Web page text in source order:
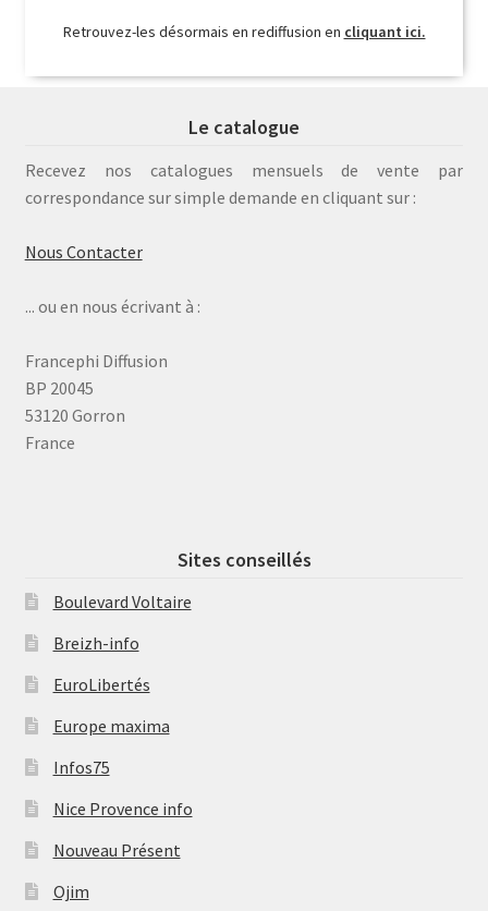
Retrouvez-les désormais en rediffusion en cliquant ici.
Le catalogue
Recevez nos catalogues mensuels de vente par
correspondance sur simple demande en cliquant sur :
Nous Contacter
... ou en nous écrivant à :
Francephi Diffusion
BP 20045
53120 Gorron
France
Sites conseillés
Boulevard Voltaire
Breizh-info
EuroLibertés
Europe maxima
Infos75
Nice Provence info
Nouveau Présent
Ojim